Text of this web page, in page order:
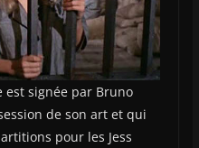
est signée par Bruno
de son art et qui
pour les Jess